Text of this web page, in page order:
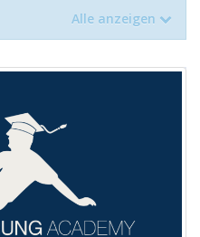
Alle anzeigen